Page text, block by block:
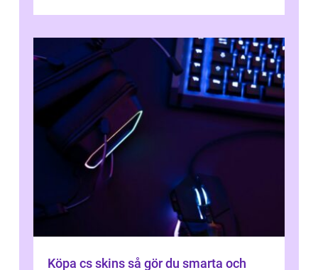
Köpa cs skins så gör du smarta och